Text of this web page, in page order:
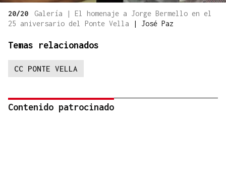
20/20
Galería | El homenaje a Jorge Bermello en el
25 aniversario del Ponte Vella
| José Paz
Temas relacionados
CC PONTE VELLA
Contenido patrocinado